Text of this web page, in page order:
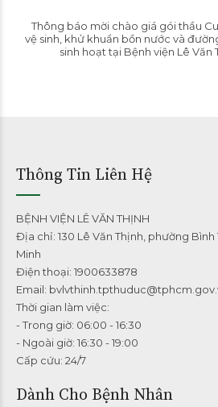
Thông báo mời chào giá gói thầu
vệ sinh, khử khuẩn bồn nước và
sinh hoạt tại Bệnh viện Lê Văn
Thông Tin Liên Hệ
BỆNH VIỆN LÊ VĂN THỊNH
Địa chỉ: 130 Lê Văn Thịnh, phường
Minh
Điện thoại: 1900633878
Email:
Thời gian làm việc:
- Trong giờ: 06:00 - 16:30
- Ngoài giờ: 16:30 - 19:00
Cấp cứu: 24/7
Dành Cho Bệnh Nhân